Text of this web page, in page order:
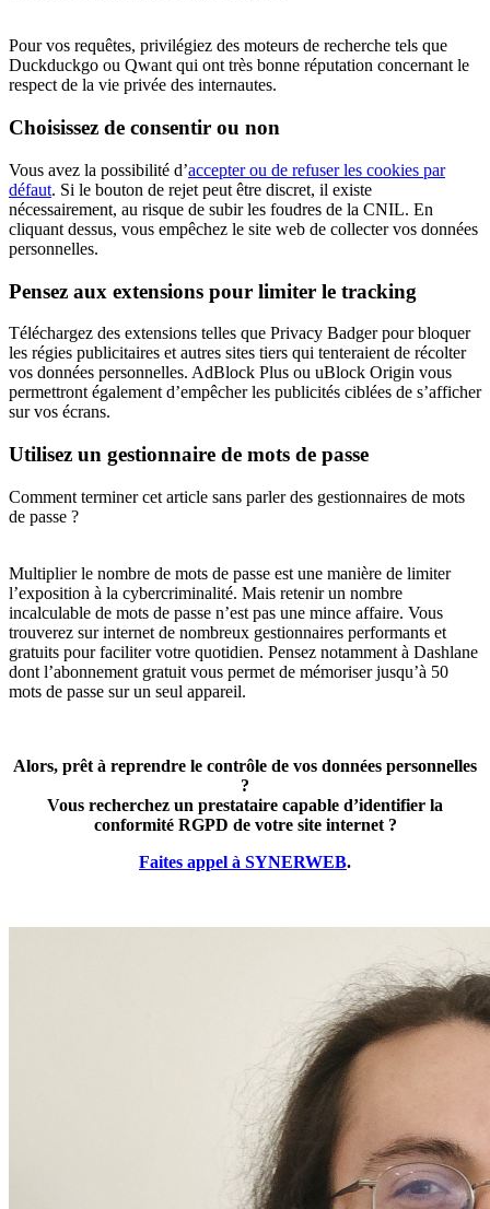
Pour vos requêtes, privilégiez des moteurs de recherche tels que
Duckduckgo ou Qwant qui ont très bonne réputation concernant le
respect de la vie privée des internautes.
Choisissez de consentir ou non
Vous avez la possibilité d’accepter ou de refuser les cookies par
défaut. Si le bouton de rejet peut être discret, il existe
nécessairement, au risque de subir les foudres de la CNIL. En
cliquant dessus, vous empêchez le site web de collecter vos données
personnelles.
Pensez aux extensions pour limiter le tracking
Téléchargez des extensions telles que Privacy Badger pour bloquer
les régies publicitaires et autres sites tiers qui tenteraient de récolter
vos données personnelles. AdBlock Plus ou uBlock Origin vous
permettront également d’empêcher les publicités ciblées de s’afficher
sur vos écrans.
Utilisez un gestionnaire de mots de passe
Comment terminer cet article sans parler des gestionnaires de mots
de passe ?
Multiplier le nombre de mots de passe est une manière de limiter
l’exposition à la cybercriminalité. Mais retenir un nombre
incalculable de mots de passe n’est pas une mince affaire. Vous
trouverez sur internet de nombreux gestionnaires performants et
gratuits pour faciliter votre quotidien. Pensez notamment à Dashlane
dont l’abonnement gratuit vous permet de mémoriser jusqu’à 50
mots de passe sur un seul appareil.
Alors, prêt à reprendre le contrôle de vos données personnelles
?
Vous recherchez un prestataire capable d’identifier la
conformité RGPD de votre site internet ?
Faites appel à SYNERWEB.